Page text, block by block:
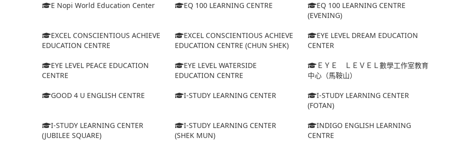
E Nopi World Education Center EQ 100 LEARNING CENTRE
EQ 100 LEARNING CENTRE
(EVENING)
EXCEL CONSCIENTIOUS ACHIEVE
EDUCATION CENTRE
EXCEL CONSCIENTIOUS ACHIEVE
EDUCATION CENTRE (CHUN SHEK)
EYE LEVEL DREAM EDUCATION
CENTER
EYE LEVEL PEACE EDUCATION
CENTRE
EYE LEVEL WATERSIDE
EDUCATION CENTRE
ＥＹＥ ＬＥＶＥＬ數學工作室教育
中心（馬鞍山）
GOOD 4 U ENGLISH CENTRE I-STUDY LEARNING CENTER
I-STUDY LEARNING CENTER
(FOTAN)
I-STUDY LEARNING CENTER
(JUBILEE SQUARE)
I-STUDY LEARNING CENTER
(SHEK MUN)
INDIGO ENGLISH LEARNING
CENTRE